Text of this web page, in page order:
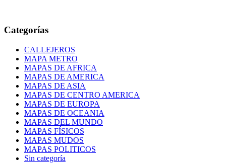
Categorías
CALLEJEROS
MAPA METRO
MAPAS DE AFRICA
MAPAS DE AMERICA
MAPAS DE ASIA
MAPAS DE CENTRO AMERICA
MAPAS DE EUROPA
MAPAS DE OCEANIA
MAPAS DEL MUNDO
MAPAS FÍSICOS
MAPAS MUDOS
MAPAS POLITICOS
Sin categoría